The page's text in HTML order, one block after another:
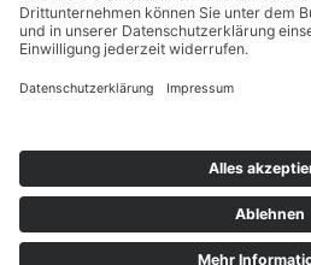
Venentherapie
Lip- & Lymphe
MAK
Strumpfanziehhilfen